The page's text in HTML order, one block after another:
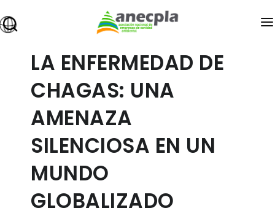
PREMIOS
FORMACIÓN
EMPLEO
INFOPLAGAS
EXPOCIDA
LA ENFERMEDAD DE
CHAGAS: UNA
AMENAZA
SILENCIOSA EN UN
MUNDO
GLOBALIZADO